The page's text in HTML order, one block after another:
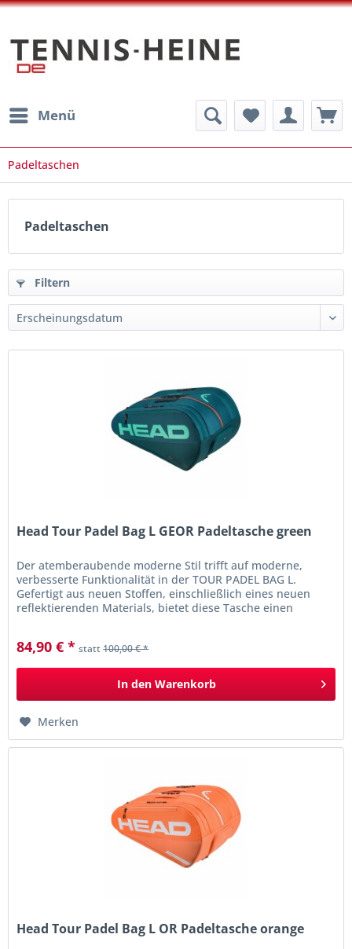
Menü
Padeltaschen
Padeltaschen
Filtern
Head Tour Padel Bag L GEOR Padeltasche green
Der atemberaubende moderne Stil trifft auf moderne,
verbesserte Funktionalität in der TOUR PADEL BAG L.
Gefertigt aus neuen Stoffen, einschließlich eines neuen
reflektierenden Materials, bietet diese Tasche einen
84,90 € * statt100,00 € *
In den Warenkorb
Merken
Head Tour Padel Bag L OR Padeltasche orange